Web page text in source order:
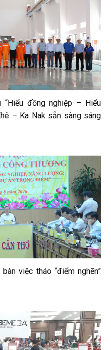
đồng nghiệp – Hiểu
– Ka Nak sẵn sàng sáng
việc tháo “điểm nghẽn”